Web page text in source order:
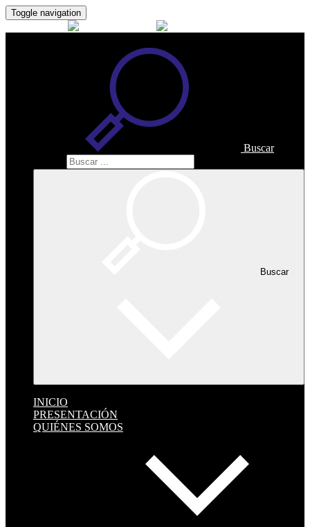
Toggle navigation
Buscar
Buscar
INICIO
PRESENTACIÓN
QUIÉNES SOMOS